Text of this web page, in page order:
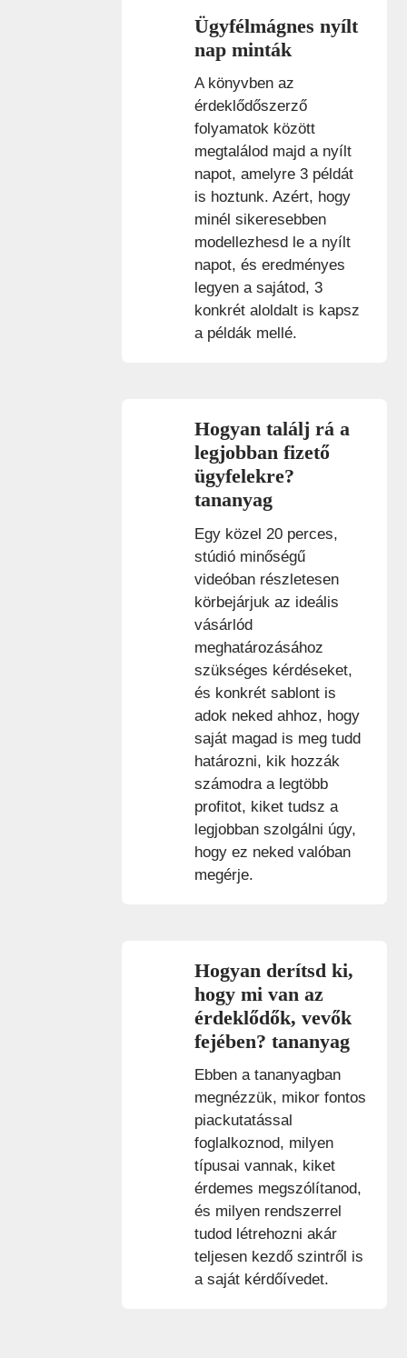
Ügyfélmágnes nyílt
nap minták
A könyvben az
érdeklődőszerző
folyamatok között
megtalálod majd a nyílt
napot, amelyre 3 példát
is hoztunk. Azért, hogy
minél sikeresebben
modellezhesd le a nyílt
napot, és eredményes
legyen a sajátod, 3
konkrét aloldalt is kapsz
a példák mellé.
Hogyan találj rá a
legjobban fizető
ügyfelekre?
tananyag
Egy közel 20 perces,
stúdió minőségű
videóban részletesen
körbejárjuk az ideális
vásárlód
meghatározásához
szükséges kérdéseket,
és konkrét sablont is
adok neked ahhoz, hogy
saját magad is meg tudd
határozni, kik hozzák
számodra a legtöbb
profitot, kiket tudsz a
legjobban szolgálni úgy,
hogy ez neked valóban
megérje.
Hogyan derítsd ki,
hogy mi van az
érdeklődők, vevők
fejében? tananyag
Ebben a tananyagban
megnézzük, mikor fontos
piackutatással
foglalkoznod, milyen
típusai vannak, kiket
érdemes megszólítanod,
és milyen rendszerrel
tudod létrehozni akár
teljesen kezdő szintről is
a saját kérdőívedet.